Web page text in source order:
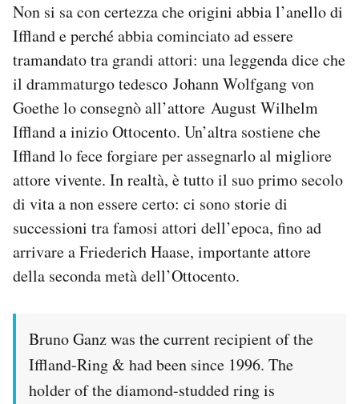
Non si sa con certezza che origini abbia l’anello di
Iffland e perché abbia cominciato ad essere
tramandato tra grandi attori: una leggenda dice che
il drammaturgo tedesco Johann Wolfgang von
Goethe lo consegnò all’attore August Wilhelm
Iffland a inizio Ottocento. Un’altra sostiene che
Iffland lo fece forgiare per assegnarlo al migliore
attore vivente. In realtà, è tutto il suo primo secolo
di vita a non essere certo: ci sono storie di
successioni tra famosi attori dell’epoca, fino ad
arrivare a Friederich Haase, importante attore
della seconda metà dell’Ottocento.
Bruno Ganz was the current recipient of the
Iffland-Ring & had been since 1996. The
holder of the diamond-studded ring is